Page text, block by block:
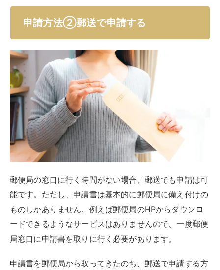
申請方法②郵送で申請する
郵便局の窓口に行く時間がない場合、郵送でも申請は可
能です。ただし、申請書は基本的に郵便局に備え付けの
ものしかありません。例えば郵便局のHPからダウンロ
ードできるようなサービスはありませんので、一度郵便
局窓口に申請書を取りに行く必要があります。
申請書を郵便局から取ってきたのち、郵送で申請する方